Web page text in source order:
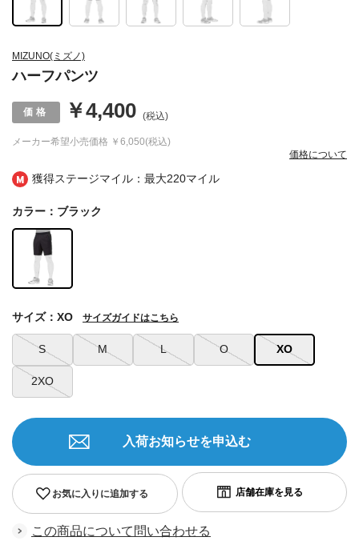
獲得ステージマイル：最大220マイル
MIZUNO(ミズノ)
ハーフパンツ
メーカー希望小売価格 ￥6,050(税込)
￥4,400 (税込)
価格について
カラー：ブラック
S M L O XO
2XO
サイズ：XO サイズガイドはこちら
お気に入りに追加する
入荷お知らせを申込む
この商品について問い合わせる